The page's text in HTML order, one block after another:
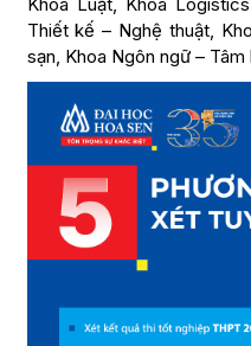
Thiết kế – Nghệ thuật,
sạn, Khoa Ngôn ngữ –